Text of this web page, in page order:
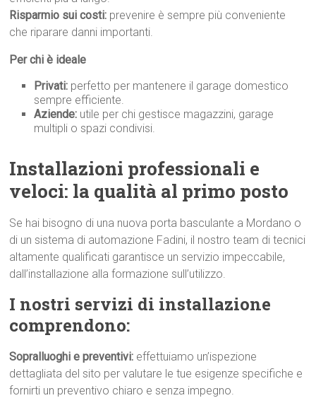
Risparmio sui costi: prevenire è sempre più conveniente
che riparare danni importanti.
Per chi è ideale
Privati: perfetto per mantenere il garage domestico
sempre efficiente.
Aziende: utile per chi gestisce magazzini, garage
multipli o spazi condivisi.
Installazioni professionali e
veloci: la qualità al primo posto
Se hai bisogno di una nuova porta basculante a Mordano o
di un sistema di automazione Fadini, il nostro team di tecnici
altamente qualificati garantisce un servizio impeccabile,
dall’installazione alla formazione sull’utilizzo.
I nostri servizi di installazione
comprendono:
Sopralluoghi e preventivi: effettuiamo un’ispezione
dettagliata del sito per valutare le tue esigenze specifiche e
fornirti un preventivo chiaro e senza impegno.